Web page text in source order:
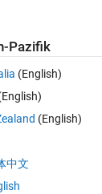
Jessica Lam
am 23 Mai 2012
Pazifik
(English)
(English)
中文